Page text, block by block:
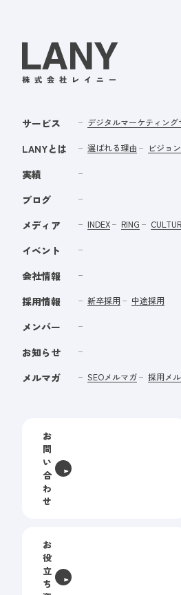
サービス デジタルマーケティング
LANYとは 選ばれる理由 ビジョ
実績
ブログ
メディア
INDEX RING
イベント
会社情報
採用情報
新卒採用 中途採用
メンバー
お知らせ
メルマガ
SEOメルマガ 採用メ
お
問
い
合
わ
せ
お
役
立
ち